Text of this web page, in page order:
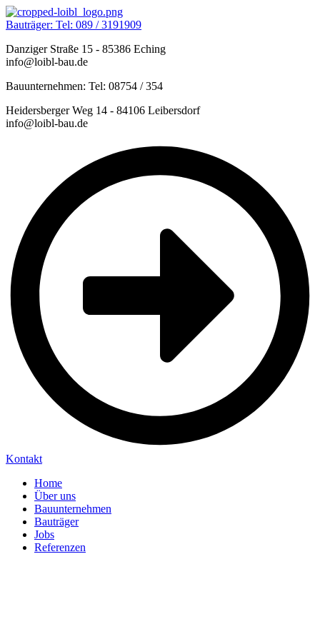
Bauträger: Tel: 089 / 3191909
Danziger Straße 15 - 85386 Eching
info@loibl-bau.de
Bauunternehmen: Tel: 08754 / 354
Heidersberger Weg 14 - 84106 Leibersdorf
info@loibl-bau.de
Kontakt
Home
Über uns
Bauunternehmen
Bauträger
Jobs
Referenzen